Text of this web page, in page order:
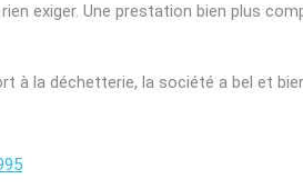
exiger. Une prestation bien plus
à la déchetterie, la société a bel et